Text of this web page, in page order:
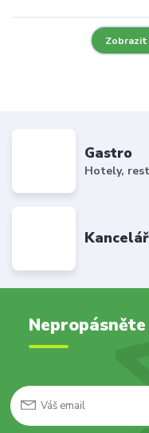
Zobrazit
Gastro
Hotely,